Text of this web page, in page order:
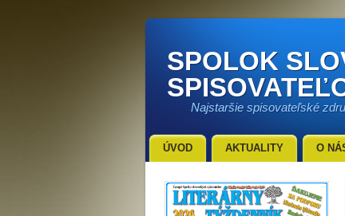
SPOLOK
Najstaršie spisovateľské
ÚVOD AKTUALITY O